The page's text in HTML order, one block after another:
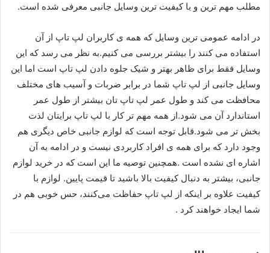
مطلب مهم ترین و با کیفیت ترین وسایل جانبی معرفی شده است.
در ادامه عمومی ترین وسایل که همه ی کاربران لپ تاپ از آن
استفاده می کنند را بیشتر بررسی می کنیم.به نظر می رسد که این
وسایل فقط برای ظاهر بهتر و شیک جلوه دادن لپ تاپ است اما این
وسایل جانبی از لپ تاپ شما در برابر ضربات و آسیب های مختلف
محافظت می کند و طول عمر لپ تاپ تان بیشتر از طول عمر
استاندارد آن می شود.از همه مهم تر کار با لپ تاپ برایتان لذت
بخش تر می شود.قابل توجه است که لوازم جانبی خاص دیگری هم
وجود دارد که برای همه ی افراد کاربردی نیست و در ادامه به آن
اشاره ای نشده است .همچنین توصیه ما این است که در خرید لوازم
جانبی، بیشتر به دنبال کیفیت بالا باشید تا قیمت پایین. لوازم با
کیفیت علاوه بر اینکه از لپ تاپ حفاظت می‌کنند، حس خوبی هم در
شما ایجاد خواهند کرد .